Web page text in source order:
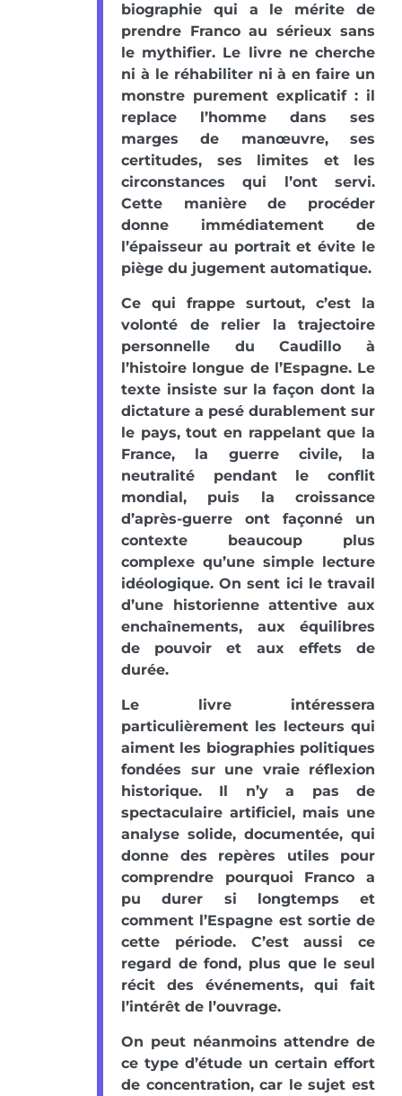
biographie qui a le mérite de
prendre Franco au sérieux sans
le mythifier. Le livre ne cherche
ni à le réhabiliter ni à en faire un
monstre purement explicatif : il
replace l’homme dans ses
marges de manœuvre, ses
certitudes, ses limites et les
circonstances qui l’ont servi.
Cette manière de procéder
donne immédiatement de
l’épaisseur au portrait et évite le
piège du jugement automatique.
Ce qui frappe surtout, c’est la
volonté de relier la trajectoire
personnelle du Caudillo à
l’histoire longue de l’Espagne. Le
texte insiste sur la façon dont la
dictature a pesé durablement sur
le pays, tout en rappelant que la
France, la guerre civile, la
neutralité pendant le conflit
mondial, puis la croissance
d’après-guerre ont façonné un
contexte beaucoup plus
complexe qu’une simple lecture
idéologique. On sent ici le travail
d’une historienne attentive aux
enchaînements, aux équilibres
de pouvoir et aux effets de
durée.
Le livre intéressera
particulièrement les lecteurs qui
aiment les biographies politiques
fondées sur une vraie réflexion
historique. Il n’y a pas de
spectaculaire artificiel, mais une
analyse solide, documentée, qui
donne des repères utiles pour
comprendre pourquoi Franco a
pu durer si longtemps et
comment l’Espagne est sortie de
cette période. C’est aussi ce
regard de fond, plus que le seul
récit des événements, qui fait
l’intérêt de l’ouvrage.
On peut néanmoins attendre de
ce type d’étude un certain effort
de concentration, car le sujet est